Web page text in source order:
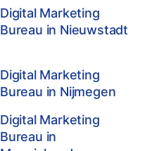
Digital Marketing
Bureau in Nieuwstadt
Digital Marketing
Bureau in Nijmegen
Digital Marketing
Bureau in